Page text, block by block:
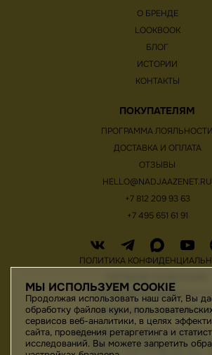
МЫ ИСПОЛЬЗУЕМ COOKIE
Продолжая использовать наш сайт, Вы
обработку файлов куки,
сервисов веб-аналитики, в целях
сайта, проведения ретаргетинга и
исследований. Вы можете запретить
О БРЕНДЕ
LOOKBOOK
БЛОГ
ИСТОРИИ
КОНТАКТЫ
ПОКУПАТЕЛЯМ
ПРОГРАММА ЛОЯЛЬНОСТИ
ДОСТАВКА И ОПЛАТА
ОТЗЫВЫ
HELLO@NADJAAZENET.RU
+7 812 209 93 63
+7 495 651 61 91
ПОЛИТИКА
СОГЛАСИЕ НА ОБРАБОТКУ
ЮРИДИЧЕСКАЯ
ИП Старов Николай
780442176410/195276, Санкт-
188820, Ленинградская обл.,